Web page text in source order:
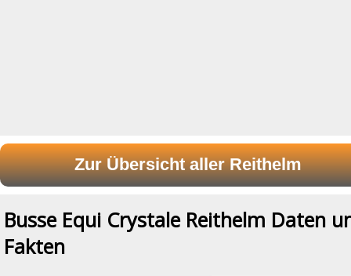
Busse Equi Crystale Reithelm Daten
Fakten